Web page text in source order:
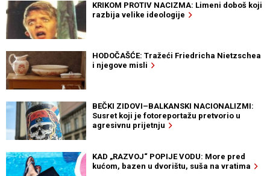
KRIKOM PROTIV NACIZMA: Limeni doboš koji
razbija velike ideologije
HODOČAŠĆE: Tražeći Friedricha Nietzschea
i njegove misli
BEČKI ZIDOVI–BALKANSKI NACIONALIZMI:
Susret koji je fotoreportažu pretvorio u
agresivnu prijetnju
KAD „RAZVOJ“ POPIJE VODU: More pred
kućom, bazen u dvorištu, suša na vratima